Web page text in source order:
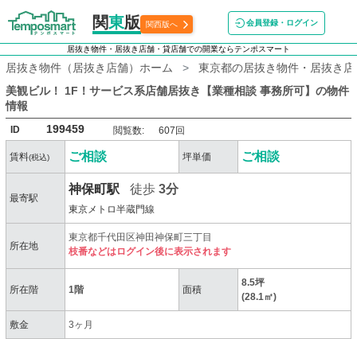
関東版 関西版へ 会員登録・ログイン
居抜き物件・居抜き店舗・貸店舗での開業ならテンポスマート
居抜き物件（居抜き店舗）ホーム
東京都の居抜き物件・居抜き
美観ビル！ 1F！サービス系店舗居抜き【業種相談 事務所可】 の物件
情報
ID 199459 閲覧数: 607回
賃料(税込) ご相談 坪単価 ご相談
最寄駅
神保町駅 徒歩3分
東京メトロ半蔵門線
所在地
東京都千代田区神田神保町三丁目
枝番などはログイン後に表示されます
所在階 1階 面積
8.5坪
(28.1㎡)
敷金 3ヶ月